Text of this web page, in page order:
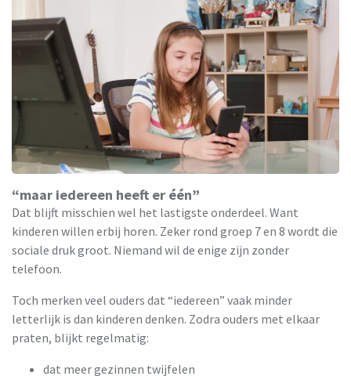
“maar iedereen heeft er één”
Dat blijft misschien wel het lastigste onderdeel. Want
kinderen willen erbij horen. Zeker rond groep 7 en 8 wordt die
sociale druk groot. Niemand wil de enige zijn zonder
telefoon.
Toch merken veel ouders dat “iedereen” vaak minder
letterlijk is dan kinderen denken. Zodra ouders met elkaar
praten, blijkt regelmatig:
dat meer gezinnen twijfelen